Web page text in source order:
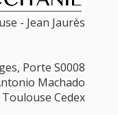
- Jean Jaurès
Porte S0008
Machado
Cedex